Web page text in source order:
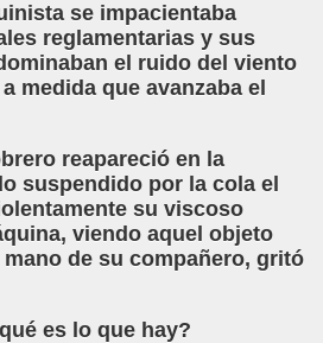
se impacientaba
reglamentarias y sus
el ruido del viento
medida que avanzaba el
reapareció en la
suspendido por la cola el
su viscoso
viendo aquel objeto
de su compañero, gritó
es lo que hay?
Taboada)